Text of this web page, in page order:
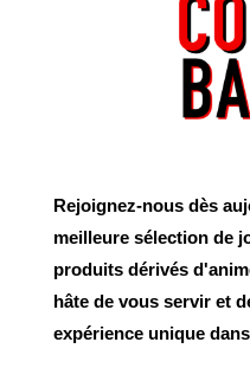
Rejoignez-nous dès
meilleure sélection de
produits dérivés
hâte de vous servir et
expérience unique